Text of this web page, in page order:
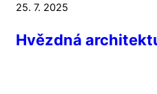
25. 7. 2025
Hvězdná